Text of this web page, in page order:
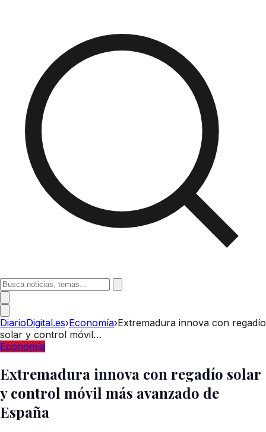
DiarioDigital.es›Economía›Extremadura innova con regadío
solar y control móvil…
Economía
Extremadura innova con regadío solar
y control móvil más avanzado de
España